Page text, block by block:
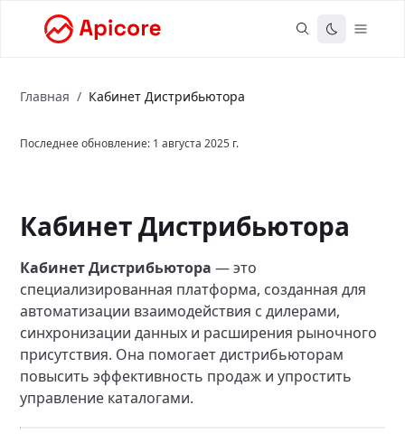
Главная / Кабинет Дистрибьютора
Последнее обновление: 1 августа 2025 г.
Кабинет Дистрибьютора
Кабинет Дистрибьютора — это
специализированная платформа, созданная для
автоматизации взаимодействия с дилерами,
синхронизации данных и расширения рыночного
присутствия. Она помогает дистрибьюторам
повысить эффективность продаж и упростить
управление каталогами.